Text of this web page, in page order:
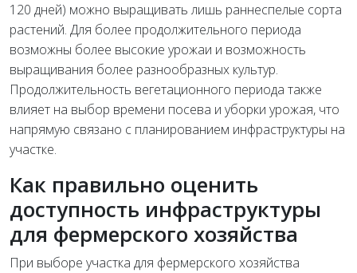
120 дней) можно выращивать лишь раннеспелые сорта
растений. Для более продолжительного периода
возможны более высокие урожаи и возможность
выращивания более разнообразных культур.
Продолжительность вегетационного периода также
влияет на выбор времени посева и уборки урожая, что
напрямую связано с планированием инфраструктуры на
участке.
Как правильно оценить
доступность инфраструктуры
для фермерского хозяйства
При выборе участка для фермерского хозяйства